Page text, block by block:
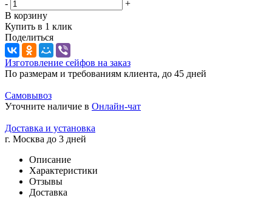
-
+
В корзину
Купить в 1 клик
Поделиться
Изготовление сейфов на заказ
По размерам и требованиям клиента, до 45 дней
Самовывоз
Уточните наличие в Онлайн-чат
Доставка и установка
г. Москва до 3 дней
Описание
Характеристики
Отзывы
Доставка